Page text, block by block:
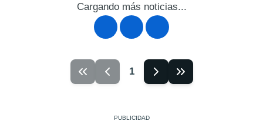
Cargando más noticias...
1